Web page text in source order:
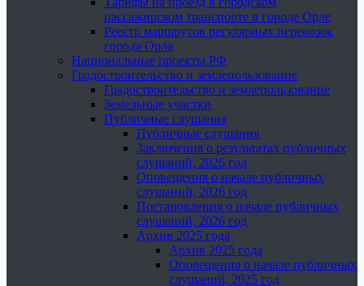
пассажирском транспорте в городе Орле
Реестр маршрутов регулярных перевозок
города Орла
Национальные проекты РФ
Градостроительство и землепользование
Градостроительство и землепользование
Земельные участки
Публичные слушания
Публичные слушания
Заключения о результатах публичных
слушаний, 2026 год
Оповещения о начале публичных
слушаний, 2026 год
Постановления о начале публичных
слушаний, 2026 год
Архив 2025 года
Архив 2025 года
Оповещения о начале публичных
слушаний, 2025 год